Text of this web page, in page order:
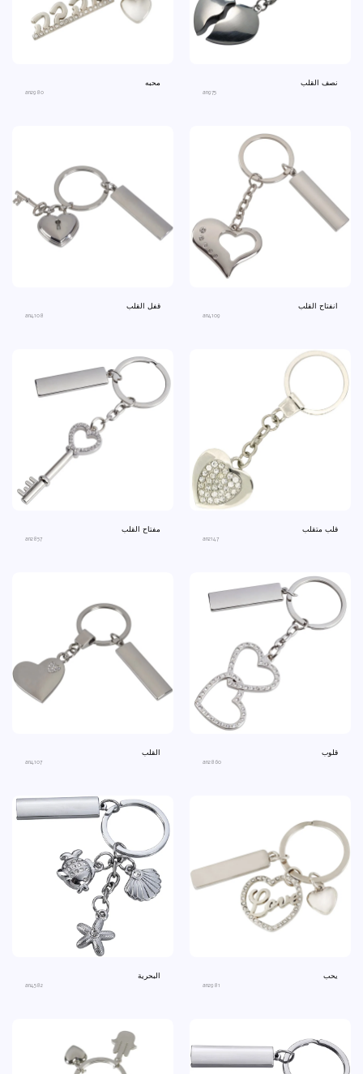
نصف القلب
an975
محبه
an2980
انفتاح القلب
an4109
قفل القلب
an4108
قلب متقلب
an2147
مفتاح القلب
an2857
قلوب
an2860
القلب
an4107
يحب
an2981
البحرية
an4582